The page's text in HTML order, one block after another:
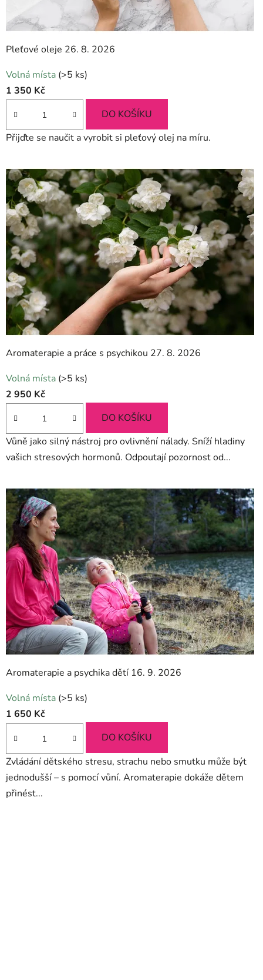
Pleťové oleje 26. 8. 2026
hodnocení
produktu
5,0
z
hvězdiček.
Volná místa (>5 ks)
1 350 Kč
DO KOŠÍKU
Přijďte se naučit a vyrobit si pleťový olej na míru.
Aromaterapie a práce s psychikou 27. 8. 2026
hodnocení
produktu
5,0
z
5
Volná místa (>5 ks)
2 950 Kč
DO KOŠÍKU
Vůně jako silný nástroj pro ovlivnění nálady. Sníží hladiny
vašich stresových hormonů. Odpoutají pozornost od...
Aromaterapie a psychika dětí 16. 9. 2026
hodnocení
produktu
5,0
z
5
hvězdiček.
Volná místa (>5 ks)
1 650 Kč
DO KOŠÍKU
Zvládání dětského stresu, strachu nebo smutku může být
jednodušší – s pomocí vůní. Aromaterapie dokáže dětem
přinést...